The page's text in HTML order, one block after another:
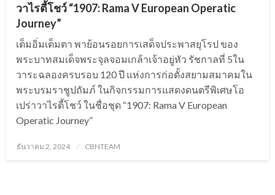
วาไรตี้โชว์ “1907: Rama V European Operatic
Journey”
เต็มอิ่มเต็มตา พาย้อนรอยการเสด็จประพาสยุโรป ของ
พระบาทสมเด็จพระจุลจอมเกล้าเจ้าอยู่หัว รัชกาลที่ 5ใน
วาระฉลองครบรอบ 120 ปี แห่งการก่อตั้งสยามสมาคมใน
พระบรมราชูปถัมภ์ ในกิจกรรมการแสดงดนตรีพิเศษโอ
เปร่าวาไรตี้โชว์ ในชื่อชุด “1907: Rama V European
Operatic Journey”
Posted
ธันวาคม 2, 2024 CBNTEAM